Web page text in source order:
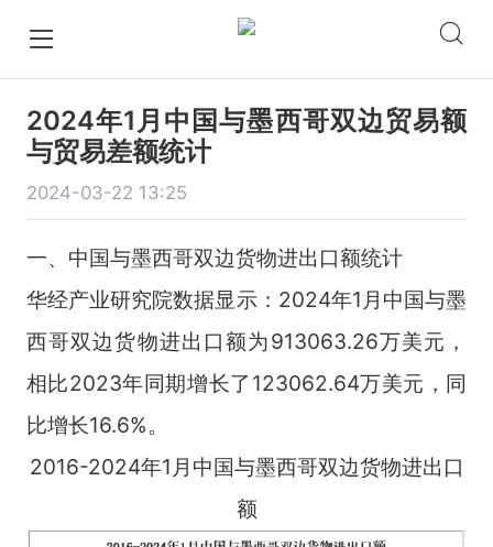
2024年1月中国与墨西哥双边贸易额
与贸易差额统计
2024-03-22 13:25
一、中国与墨西哥双边货物进出口额统计
华经产业研究院数据显示：2024年1月中国与墨
西哥双边货物进出口额为913063.26万美元，
相比2023年同期增长了123062.64万美元，同
比增长16.6%。
2016-2024年1月中国与墨西哥双边货物进出口
额